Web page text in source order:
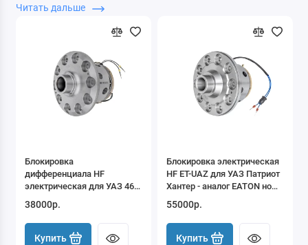
тяжелых дорожных условиях, а также при
эксплуатации в холодное время годанеобходимо
использовать масло вязкости по SAE 75W140 группа
по APIGL-6.
Читать дальше
Блокировка
дифференциала HF
электрическая для УАЗ 469
гражданский)
38000р.
Купить
Блокировка электрическая
HF ET-UAZ для УАЗ Патриот
Хантер - аналог EATON но
шлицев)
55000р.
Купить